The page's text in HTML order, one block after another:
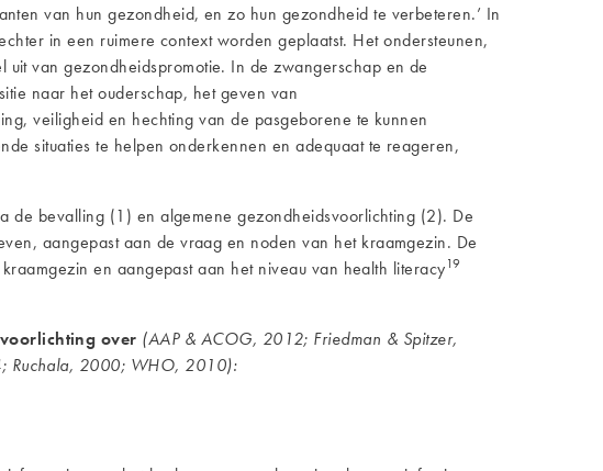
van hun gezondheid, en zo hun gezondheid te verbeteren.’ In
in een ruimere context worden geplaatst. Het ondersteunen,
van gezondheidspromotie. In de zwangerschap en de
naar het ouderschap, het geven van
veiligheid en hechting van de pasgeborene te kunnen
situaties te helpen onderkennen en adequaat te reageren,
de bevalling (1) en algemene gezondheidsvoorlichting (2). De
aangepast aan de vraag en noden van het kraamgezin. De
en aangepast aan het niveau van health literacy19
over (AAP & ACOG, 2012; Friedman & Spitzer,
Ruchala, 2000; WHO, 2010):